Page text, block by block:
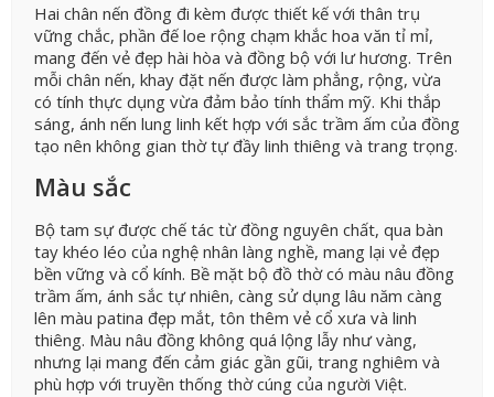
Hai chân nến đồng đi kèm được thiết kế với thân trụ
vững chắc, phần đế loe rộng chạm khắc hoa văn tỉ mỉ,
mang đến vẻ đẹp hài hòa và đồng bộ với lư hương. Trên
mỗi chân nến, khay đặt nến được làm phẳng, rộng, vừa
có tính thực dụng vừa đảm bảo tính thẩm mỹ. Khi thắp
sáng, ánh nến lung linh kết hợp với sắc trầm ấm của đồng
tạo nên không gian thờ tự đầy linh thiêng và trang trọng.
Màu sắc
Bộ tam sự được chế tác từ đồng nguyên chất, qua bàn
tay khéo léo của nghệ nhân làng nghề, mang lại vẻ đẹp
bền vững và cổ kính. Bề mặt bộ đồ thờ có màu nâu đồng
trầm ấm, ánh sắc tự nhiên, càng sử dụng lâu năm càng
lên màu patina đẹp mắt, tôn thêm vẻ cổ xưa và linh
thiêng. Màu nâu đồng không quá lộng lẫy như vàng,
nhưng lại mang đến cảm giác gần gũi, trang nghiêm và
phù hợp với truyền thống thờ cúng của người Việt.